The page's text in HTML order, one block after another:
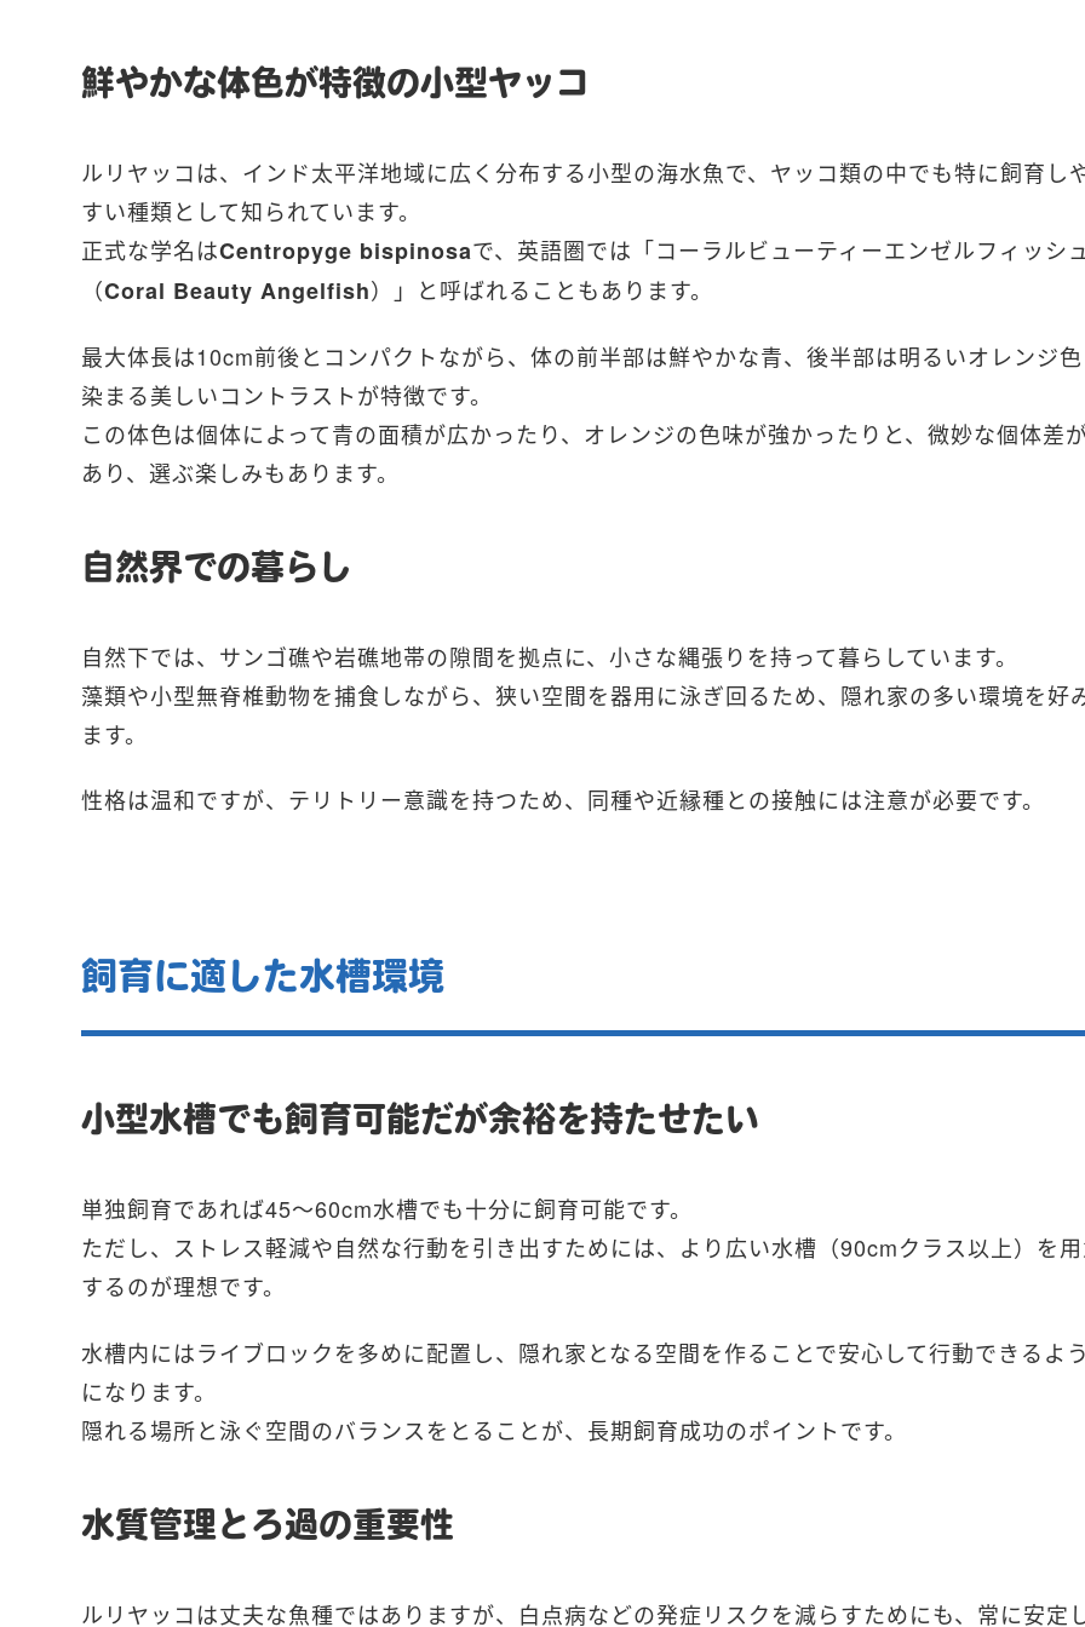
鮮やかな体色が特徴の小型ヤッコ
ルリヤッコは、インド太平洋地域に広く分布する小型の海水魚で、ヤッコ類の中でも特に飼育し
すい種類として知られています。
正式な学名はCentropyge bispinosaで、英語圏では「コーラルビューティーエンゼルフィッシ
（Coral Beauty Angelfish）」と呼ばれることもあります。
最大体長は10cm前後とコンパクトながら、体の前半部は鮮やかな青、後半部は明るいオレンジ
染まる美しいコントラストが特徴です。
この体色は個体によって青の面積が広かったり、オレンジの色味が強かったりと、微妙な個体差
あり、選ぶ楽しみもあります。
自然界での暮らし
自然下では、サンゴ礁や岩礁地帯の隙間を拠点に、小さな縄張りを持って暮らしています。
藻類や小型無脊椎動物を捕食しながら、狭い空間を器用に泳ぎ回るため、隠れ家の多い環境を好
ます。
性格は温和ですが、テリトリー意識を持つため、同種や近縁種との接触には注意が必要です。
飼育に適した水槽環境
小型水槽でも飼育可能だが余裕を持たせたい
単独飼育であれば45〜60cm水槽でも十分に飼育可能です。
ただし、ストレス軽減や自然な行動を引き出すためには、より広い水槽（90cmクラス以上）を
するのが理想です。
水槽内にはライブロックを多めに配置し、隠れ家となる空間を作ることで安心して行動できるよ
になります。
隠れる場所と泳ぐ空間のバランスをとることが、長期飼育成功のポイントです。
水質管理とろ過の重要性
ルリヤッコは丈夫な魚種ではありますが、白点病などの発症リスクを減らすためにも、常に安定